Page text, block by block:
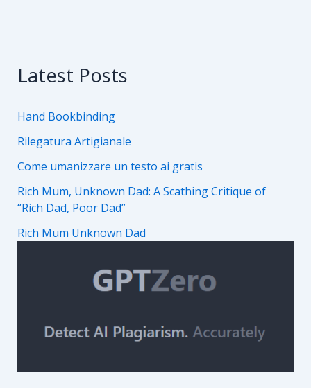
Latest Posts
Hand Bookbinding
Rilegatura Artigianale
Come umanizzare un testo ai gratis
Rich Mum, Unknown Dad: A Scathing Critique of
“Rich Dad, Poor Dad”
Rich Mum Unknown Dad